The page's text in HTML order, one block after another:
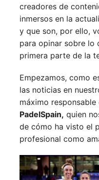
creadores de
inmersos en la
y que son, por ello,
para opinar sobre lo
primera parte de la
Empezamos, como
las noticias en
máximo
PadelSpain, quien
de cómo ha visto el
profesional como